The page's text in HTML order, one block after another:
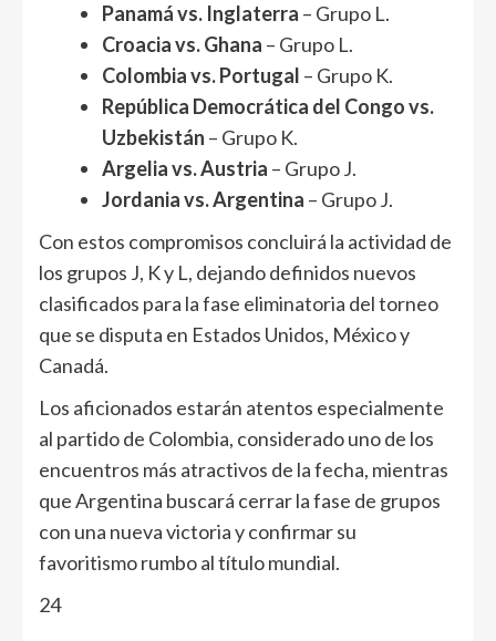
Panamá vs. Inglaterra – Grupo L.
Croacia vs. Ghana – Grupo L.
Colombia vs. Portugal – Grupo K.
República Democrática del Congo vs.
Uzbekistán – Grupo K.
Argelia vs. Austria – Grupo J.
Jordania vs. Argentina – Grupo J.
Con estos compromisos concluirá la actividad de
los grupos J, K y L, dejando definidos nuevos
clasificados para la fase eliminatoria del torneo
que se disputa en Estados Unidos, México y
Canadá.
Los aficionados estarán atentos especialmente
al partido de Colombia, considerado uno de los
encuentros más atractivos de la fecha, mientras
que Argentina buscará cerrar la fase de grupos
con una nueva victoria y confirmar su
favoritismo rumbo al título mundial.
24